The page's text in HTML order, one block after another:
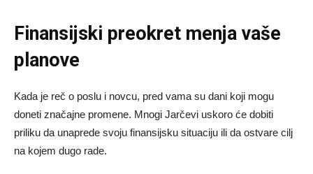
Finansijski preokret menja vaše
planove
Kada je reč o poslu i novcu, pred vama su dani koji mogu
doneti značajne promene. Mnogi Jarčevi uskoro će dobiti
priliku da unaprede svoju finansijsku situaciju ili da ostvare cilj
na kojem dugo rade.